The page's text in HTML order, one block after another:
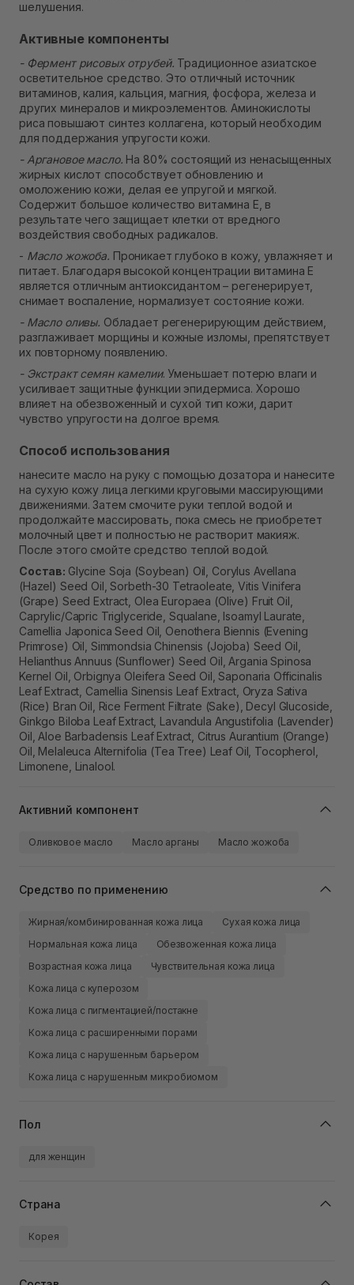
шелушения.
Активные компоненты
- Фермент рисовых отрубей. Традиционное азиатское
осветительное средство. Это отличный источник
витаминов, калия, кальция, магния, фосфора, железа и
других минералов и микроэлементов. Аминокислоты
риса повышают синтез коллагена, который необходим
для поддержания упругости кожи.
- Аргановое масло. На 80% состоящий из ненасыщенных
жирных кислот способствует обновлению и
омоложению кожи, делая ее упругой и мягкой.
Содержит большое количество витамина Е, в
результате чего защищает клетки от вредного
воздействия свободных радикалов.
- Масло жожоба. Проникает глубоко в кожу, увлажняет и
питает. Благодаря высокой концентрации витамина Е
является отличным антиоксидантом – регенерирует,
снимает воспаление, нормализует состояние кожи.
- Масло оливы. Обладает регенерирующим действием,
разглаживает морщины и кожные изломы, препятствует
их повторному появлению.
- Экстракт семян камелии. Уменьшает потерю влаги и
усиливает защитные функции эпидермиса. Хорошо
влияет на обезвоженный и сухой тип кожи, дарит
чувство упругости на долгое время.
Способ использования
нанесите масло на руку с помощью дозатора и нанесите
на сухую кожу лица легкими круговыми массирующими
движениями. Затем смочите руки теплой водой и
продолжайте массировать, пока смесь не приобретет
молочный цвет и полностью не растворит макияж.
После этого смойте средство теплой водой.
Состав: Glycine Soja (Soybean) Oil, Corylus Avellana
(Hazel) Seed Oil, Sorbeth-30 Tetraoleate, Vitis Vinifera
(Grape) Seed Extract, Olea Europaea (Olive) Fruit Oil,
Caprylic/Capric Triglyceride, Squalane, Isoamyl Laurate,
Camellia Japonica Seed Oil, Oenothera Biennis (Evening
Primrose) Oil, Simmondsia Chinensis (Jojoba) Seed Oil,
Helianthus Annuus (Sunflower) Seed Oil, Argania Spinosa
Kernel Oil, Orbignya Oleifera Seed Oil, Saponaria Officinalis
Leaf Extract, Camellia Sinensis Leaf Extract, Oryza Sativa
(Rice) Bran Oil, Rice Ferment Filtrate (Sake), Decyl Glucoside,
Ginkgo Biloba Leaf Extract, Lavandula Angustifolia (Lavender)
Oil, Aloe Barbadensis Leaf Extract, Citrus Aurantium (Orange)
Oil, Melaleuca Alternifolia (Tea Tree) Leaf Oil, Tocopherol,
Limonene, Linalool.
Активний компонент
Оливковое масло Масло арганы Масло жожоба
Средство по применению
Жирная/комбинированная кожа лица
Сухая кожа лица
Нормальная кожа лица
Обезвоженная кожа лица
Возрастная кожа лица
Чувствительная кожа лица
Кожа лица с куперозом
Кожа лица с пигментацией/постакне
Кожа лица с расширенными порами
Кожа лица с нарушенным барьером
Кожа лица с нарушенным микробиомом
Пол
для женщин
Страна
Корея